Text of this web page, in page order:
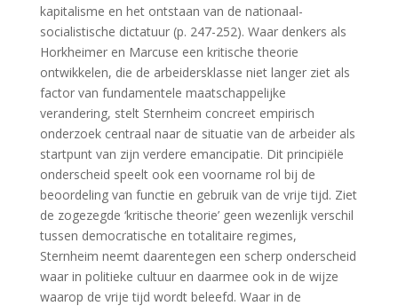
kapitalisme en het ontstaan van de nationaal-
socialistische dictatuur (p. 247-252). Waar denkers als
Horkheimer en Marcuse een kritische theorie
ontwikkelen, die de arbeidersklasse niet langer ziet als
factor van fundamentele maatschappelijke
verandering, stelt Sternheim concreet empirisch
onderzoek centraal naar de situatie van de arbeider als
startpunt van zijn verdere emancipatie. Dit principiële
onderscheid speelt ook een voorname rol bij de
beoordeling van functie en gebruik van de vrije tijd. Ziet
de zogezegde ‘kritische theorie’ geen wezenlijk verschil
tussen democratische en totalitaire regimes,
Sternheim neemt daarentegen een scherp onderscheid
waar in politieke cultuur en daarmee ook in de wijze
waarop de vrije tijd wordt beleefd. Waar in de